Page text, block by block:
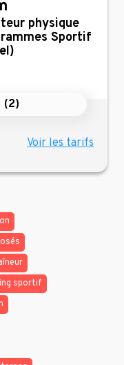
physique
Sportif
(2)
Voir les tarifs
sportif